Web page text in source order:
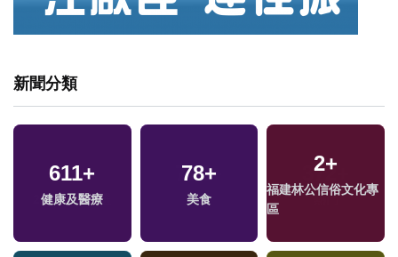
新聞分類
611+
健康及醫療
78+
美食
2+
福建林公信俗文化專
區